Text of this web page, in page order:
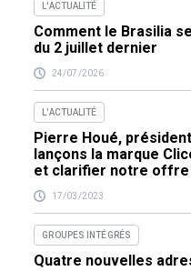
L'ACTUALITÉ
Comment le Brasilia
du 2 juillet dernier
24/07/2026
L'ACTUALITÉ
Pierre Houé,
lançons la marque
et clarifier notre offre
17/03/2023
GROUPES INTÉGRÉS
Quatre nouvelles